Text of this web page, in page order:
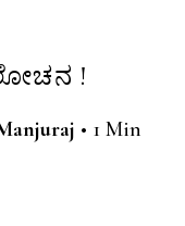
!
• 1 Min